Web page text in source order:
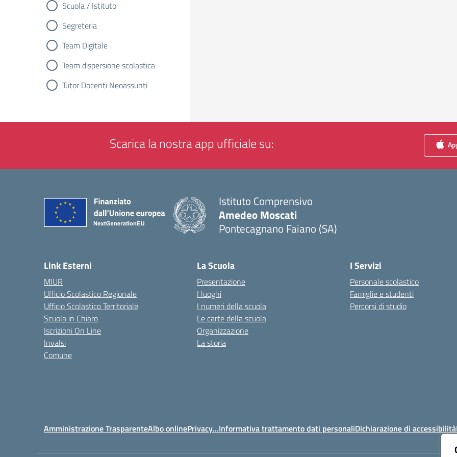
Scuola / Istituto
Segreteria
Team Digitale
Team dispersione scolastica
Tutor Docenti Neoassunti
Scarica la nostra app ufficiale su:
Istituto Comprensivo
Amedeo Moscati
Pontecagnano Faiano (SA)
Link Esterni
MIUR
Ufficio Scolastico Regionale
Ufficio Scolastico Territoriale
Scuola in Chiaro
Iscrizioni On Line
Invalsi
Comune
La Scuola
Presentazione
I luoghi
I numeri della scuola
Le carte della scuola
Organizzazione
La storia
I Servizi
Personale scolastico
Famiglie e studenti
Percorsi di studio
Amministrazione TrasparenteAlbo onlinePrivacy…Informativa trattamento dati personaliDichiarazione di accessibilità